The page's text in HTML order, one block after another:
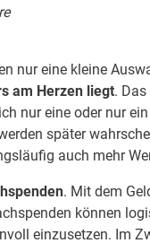
nur eine kleine
am Herzen liegt.
nur eine oder nur
später
auch mehr
. Mit dem
können
einzusetzen. Im